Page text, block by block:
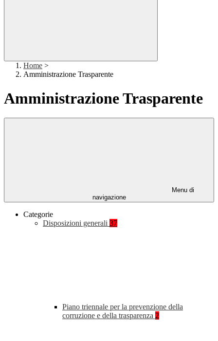
Home >
Amministrazione Trasparente
Amministrazione Trasparente
Menu di
navigazione
Categorie
Disposizioni generali 37
Piano triennale per la prevenzione della
corruzione e della trasparenza 2